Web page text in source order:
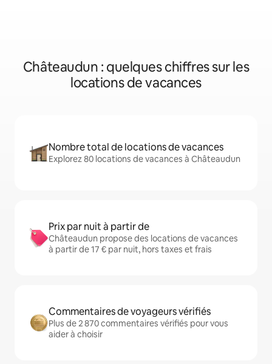
Châteaudun : quelques chiffres sur les
locations de vacances
Nombre total de locations de vacances
Explorez 80 locations de vacances à Châteaudun
Prix par nuit à partir de
Châteaudun propose des locations de vacances
à partir de 17 € par nuit, hors taxes et frais
Commentaires de voyageurs vérifiés
Plus de 2 870 commentaires vérifiés pour vous
aider à choisir